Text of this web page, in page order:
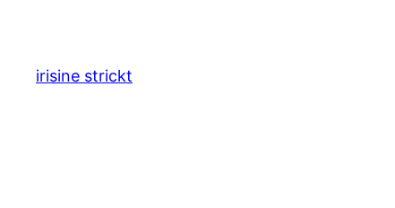
springen
irisine strickt